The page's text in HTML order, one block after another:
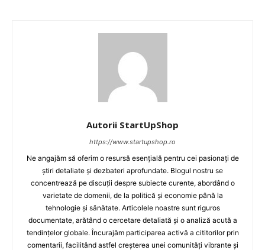
Autorii StartUpShop
https://www.startupshop.ro
Ne angajăm să oferim o resursă esențială pentru cei pasionați de
știri detaliate și dezbateri aprofundate. Blogul nostru se
concentrează pe discuții despre subiecte curente, abordând o
varietate de domenii, de la politică și economie până la
tehnologie și sănătate. Articolele noastre sunt riguros
documentate, arătând o cercetare detaliată și o analiză acută a
tendințelor globale. Încurajăm participarea activă a cititorilor prin
comentarii, facilitând astfel creșterea unei comunități vibrante și